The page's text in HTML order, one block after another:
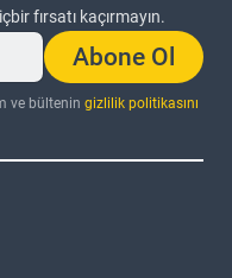
fırsatı kaçırmayın.
Abone Ol
ve bülteningizlilik politikasını